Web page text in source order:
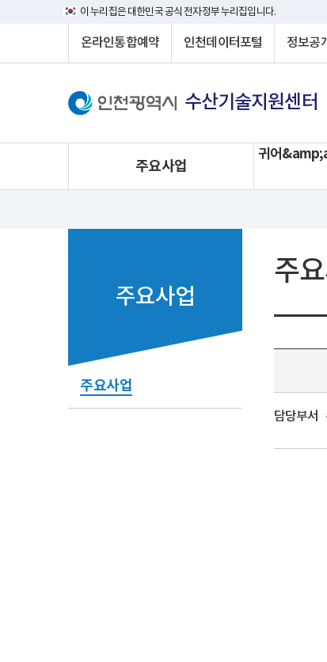
이 누리집은 대한민국 공식 전자정부 누리집입니다.
온라인통합예약 인천데이터포털 정보공
수산기술지원센터
주요사업
귀어
주요사업
주요사업
주
담당부서